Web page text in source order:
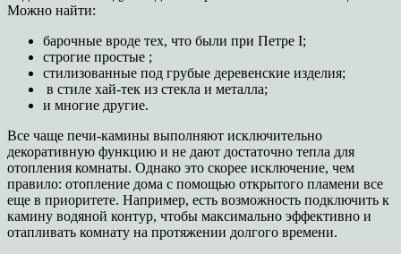
Можно найти:
барочные вроде тех, что были при Петре I;
строгие простые ;
стилизованные под грубые деревенские изделия;
в стиле хай-тек из стекла и металла;
и многие другие.
Все чаще печи-камины выполняют исключительно
декоративную функцию и не дают достаточно тепла для
отопления комнаты. Однако это скорее исключение, чем
правило: отопление дома с помощью открытого пламени все
еще в приоритете. Например, есть возможность подключить к
камину водяной контур, чтобы максимально эффективно и
отапливать комнату на протяжении долгого времени.